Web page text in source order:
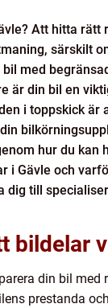
Att hitta rätt
särskilt
med
är din bil en
i toppskick är
hur du kan
i Gävle och
dig till
bildelar
din bil med
prestanda